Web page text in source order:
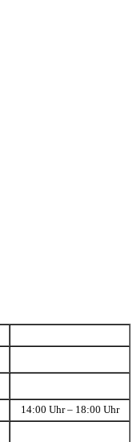
14:00 Uhr – 18:00 Uhr